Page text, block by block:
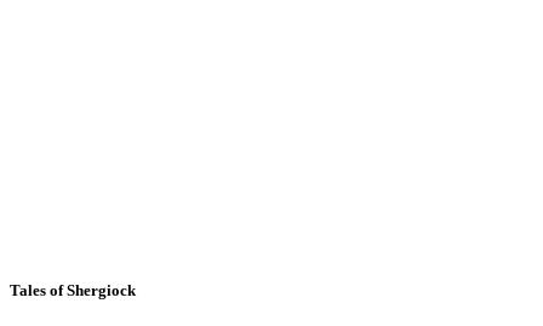
Tales of Shergiock